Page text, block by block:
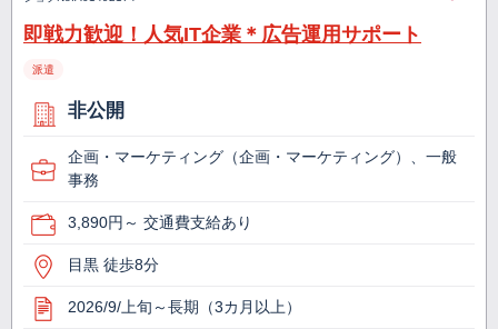
即戦力歓迎！人気IT企業＊広告運用サポート
派遣
非公開
企画・マーケティング（企画・マーケティング）、一般
事務
3,890円～ 交通費支給あり
目黒 徒歩8分
2026/9/上旬～長期（3カ月以上）